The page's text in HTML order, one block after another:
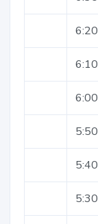
6:20
6:10
6:00
5:50
5:40
5:30